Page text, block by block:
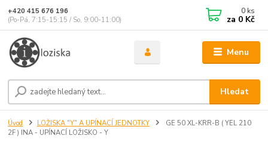
Menu
Hledat
+420 415 676 196
(Po-Pá, 7:15-15:15 / So, 9:00-11:00)
0 ks
za 0 Kč
Úvod LOŽISKA "Y" A UPÍNACÍ JEDNOTKY
GE 50 XL-KRR-B ( YEL 210
2F ) INA - UPÍNACÍ LOŽISKO - Y